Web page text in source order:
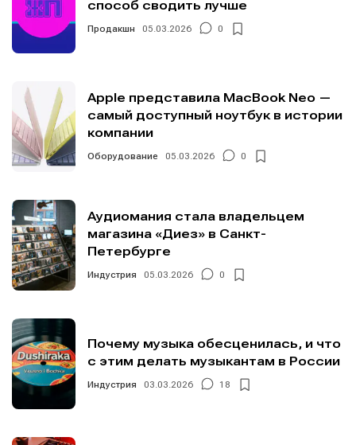
способ сводить лучше
Продакшн 05.03.2026 0
Apple представила MacBook Neo —
самый доступный ноутбук в истории
компании
Оборудование 05.03.2026 0
Аудиомания стала владельцем
магазина «Диез» в Санкт-
Петербурге
Индустрия 05.03.2026 0
Почему музыка обесценилась, и что
с этим делать музыкантам в России
Индустрия 03.03.2026 18